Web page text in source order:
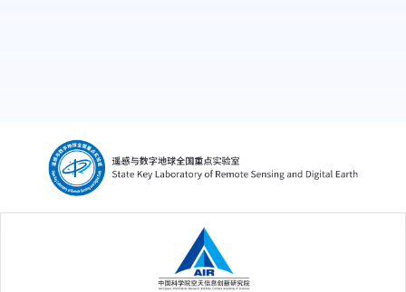
6. 国家自然科学重点基金项目，41930111，复
杂地表辐射收支虚拟星座多角度遥感监测机理研
究，2020.1-2024.12，参加。
7. 国防科工局高分重大专项，高分共性产品真实
性检验平台与产品定型分系统，2019.5-
中国科学院空天信息创新研究院